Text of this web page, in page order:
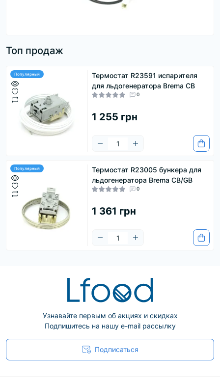
Топ продаж
Популярный
Термостат R23591 испарителя
для льдогенератора Brema CB
0
1 255 грн
Популярный
Термостат R23005 бункера для
льдогенератора Brema CB/GB
0
1 361 грн
Узнавайте первым об акциях и скидках
Подпишитесь на нашу e-mail рассылку
Подписаться